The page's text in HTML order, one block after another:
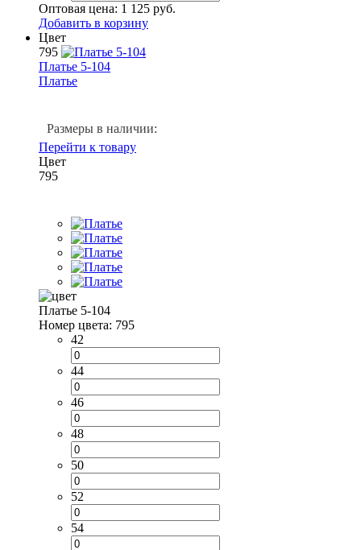
Оптовая цена: 1 125 руб.
Добавить в корзину
Цвет
795
Платье 5-104
Платье
Размеры в наличии:
Перейти к товару
Цвет
795
Платье 5-104
Номер цвета: 795
42
44
46
48
50
52
54